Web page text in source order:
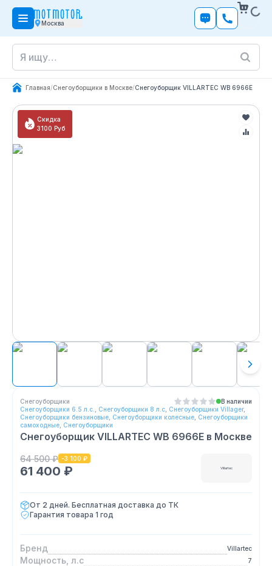
Москва
Главная/Снегоуборщики в Москве/Снегоуборщик VILLARTEC WB 6966E
Скидка
3100 Руб
Снегоуборщики
В наличии
Снегоуборщики 6.5 л.с.
Снегоуборщики 8 л.с Снегоуборщики Villager,
Снегоуборщики бензиновые Снегоуборщики колесные Снегоуборщики
самоходные Снегоуборщики
Снегоуборщик VILLARTEC WB 6966E в Москве
64 500 ₽ -3 100 ₽
61 400 ₽ Villartec
От 2 дней. Бесплатная доставка до ТК
Гарантия товара 1 год
Бренд Villartec
Мощность, л.с 7